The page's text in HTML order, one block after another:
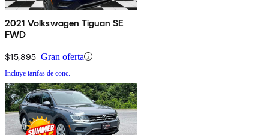
2021 Volkswagen Tiguan SE
FWD
$15,895 Gran oferta
Incluye tarifas de conc.